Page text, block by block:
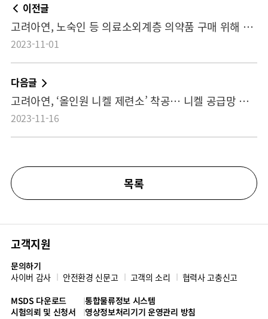
이전글
고려아연, 노숙인 등 의료소외계층 의약품 구매 위해 후원금 쾌척
2023-11-01
다음글
고려아연, ‘올인원 니켈 제련소’ 착공… 니켈 공급망 다변화 주도
2023-11-16
목록
고객지원
문의하기
사이버 감사
안전환경 신문고 고객의 소리
협력사 고충신고
MSDS 다운로드
시험의뢰 및 신청서
통합물류정보 시스템
영상정보처리기기 운영관리 방침